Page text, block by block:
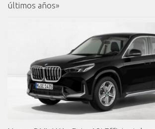
últimos años»